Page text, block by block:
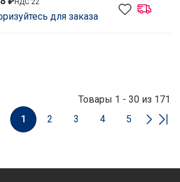
НДС 22
для заказа
Товары 1 - 30 из 171
1
2 3 4 5